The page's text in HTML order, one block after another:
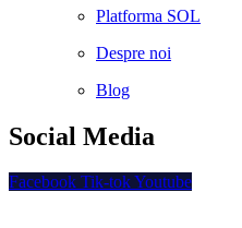
Platforma SOL
Despre noi
Blog
Social Media
Facebook Tik-tokYoutube